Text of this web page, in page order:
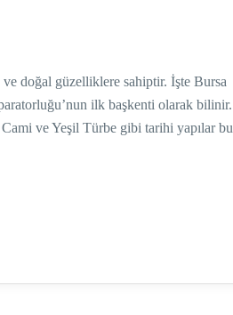
doğal güzelliklere sahiptir. İşte Bursa
ilk başkenti olarak bilinir.
ve Yeşil Türbe gibi tarihi yapılar bu